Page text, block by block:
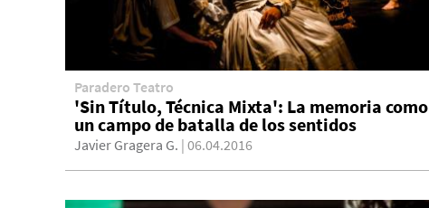
Paradero Teatro
'Sin Título, Técnica Mixta': La memoria como
un campo de batalla de los sentidos
Javier Gragera G. | 06.04.2016